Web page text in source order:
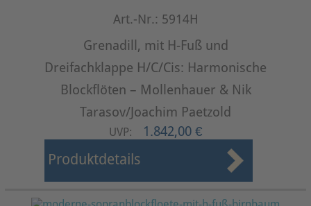
Art.-Nr.: 5914H
Grenadill, mit H-Fuß und
Dreifachklappe H/C/Cis: Harmonische
Blockflöten – Mollenhauer & Nik
Tarasov/Joachim Paetzold
UVP: 1.842,00 €
Produktdetails